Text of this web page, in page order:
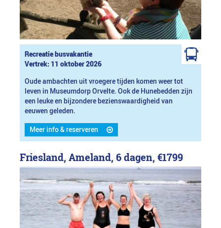
Recreatie busvakantie
Vertrek: 11 oktober 2026
Oude ambachten uit vroegere tijden komen weer tot
leven in Museumdorp Orvelte. Ook de Hunebedden zijn
een leuke en bijzondere bezienswaardigheid van
eeuwen geleden.
Meer info & reserveren
Friesland, Ameland, 6 dagen, €1799